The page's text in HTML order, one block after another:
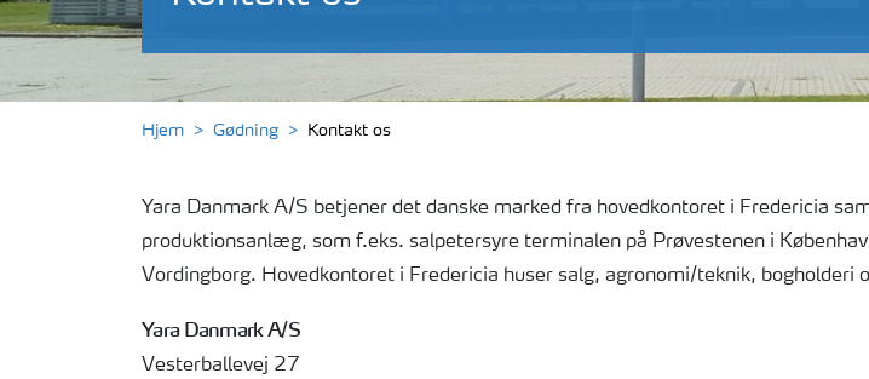
Hjem Gødning Kontakt os
Yara Danmark A/S betjener det danske marked fra hovedkontoret i Fredericia
produktionsanlæg, som f.eks. salpetersyre terminalen på Prøvestenen i
Vordingborg. Hovedkontoret i Fredericia huser salg, agronomi/teknik, bogholderi
Yara Danmark A/S
Vesterballevej 27